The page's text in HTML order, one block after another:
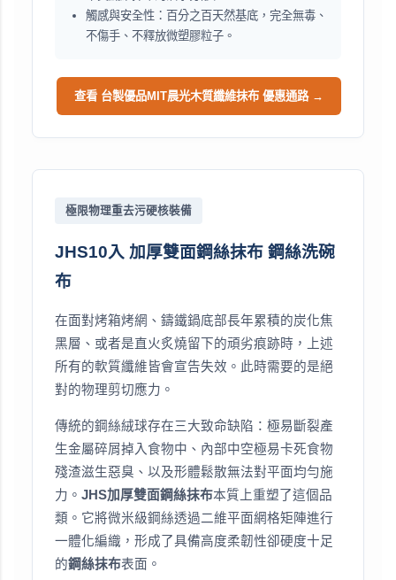
觸感與安全性：百分之百天然基底，完全無毒、
不傷手、不釋放微塑膠粒子。
查看 台製優品MIT晨光木質纖維抹布 優惠通路 →
極限物理重去污硬核裝備
JHS10入 加厚雙面鋼絲抹布 鋼絲洗碗
布
在面對烤箱烤網、鑄鐵鍋底部長年累積的炭化焦
黑層、或者是直火炙燒留下的頑劣痕跡時，上述
所有的軟質纖維皆會宣告失效。此時需要的是絕
對的物理剪切應力。
傳統的鋼絲絨球存在三大致命缺陷：極易斷裂產
生金屬碎屑掉入食物中、內部中空極易卡死食物
殘渣滋生惡臭、以及形體鬆散無法對平面均勻施
力。 JHS加厚雙面鋼絲抹布本質上重塑了這個品
類。它將微米級鋼絲透過二維平面網格矩陣進行
一體化編織，形成了具備高度柔韌性卻硬度十足
的鋼絲抹布表面。